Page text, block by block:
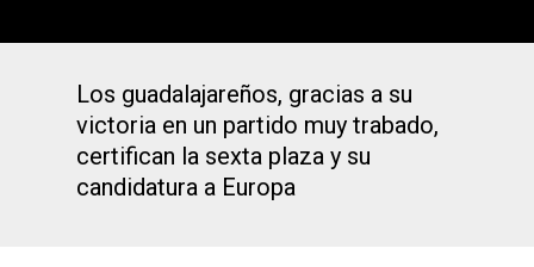
Los guadalajareños, gracias a su
victoria en un partido muy trabado,
certifican la sexta plaza y su
candidatura a Europa